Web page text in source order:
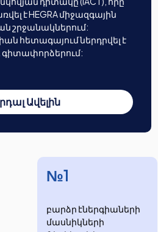
է HEGRA միջազգային
շրջանակներում:
հետագայում ներդրվել է
գիտափորձերում:
Ավելին
№1
բարձր էներգիաների
մասնիկների